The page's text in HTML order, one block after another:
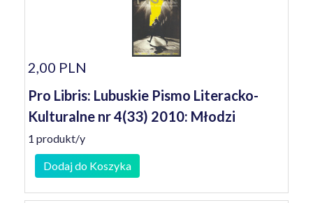
2,00 PLN
Pro Libris: Lubuskie Pismo Literacko-
Kulturalne nr 4(33) 2010: Młodzi
1 produkt/y
Dodaj do Koszyka